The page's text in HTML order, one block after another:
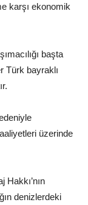
karşı ekonomik
başta
Türk bayraklı
üzerinde
Hakkı’nın
denizlerdeki